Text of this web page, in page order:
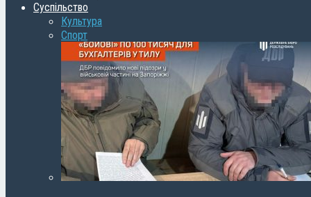
Суспільство
Культура
Спорт